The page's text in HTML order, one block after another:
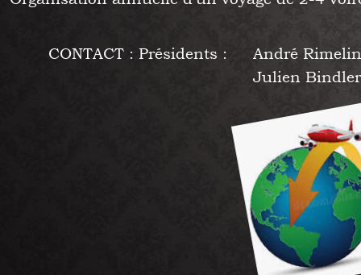
CONTACT : Présidents :
André
Julien